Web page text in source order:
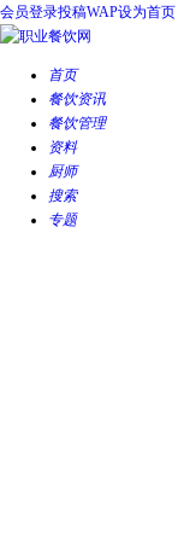
会员登录投稿WAP设为首页
首页
餐饮资讯
餐饮管理
资料
厨师
搜索
专题